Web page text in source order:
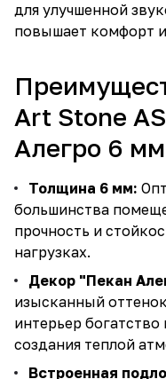
для улучшенной
повышает комфорт
Art Stone
Алегро 6
Толщина 6 мм:
большинства
прочность и
нагрузках.
Декор "Пекан
изысканный
интерьер
создания теплой
Встроенная